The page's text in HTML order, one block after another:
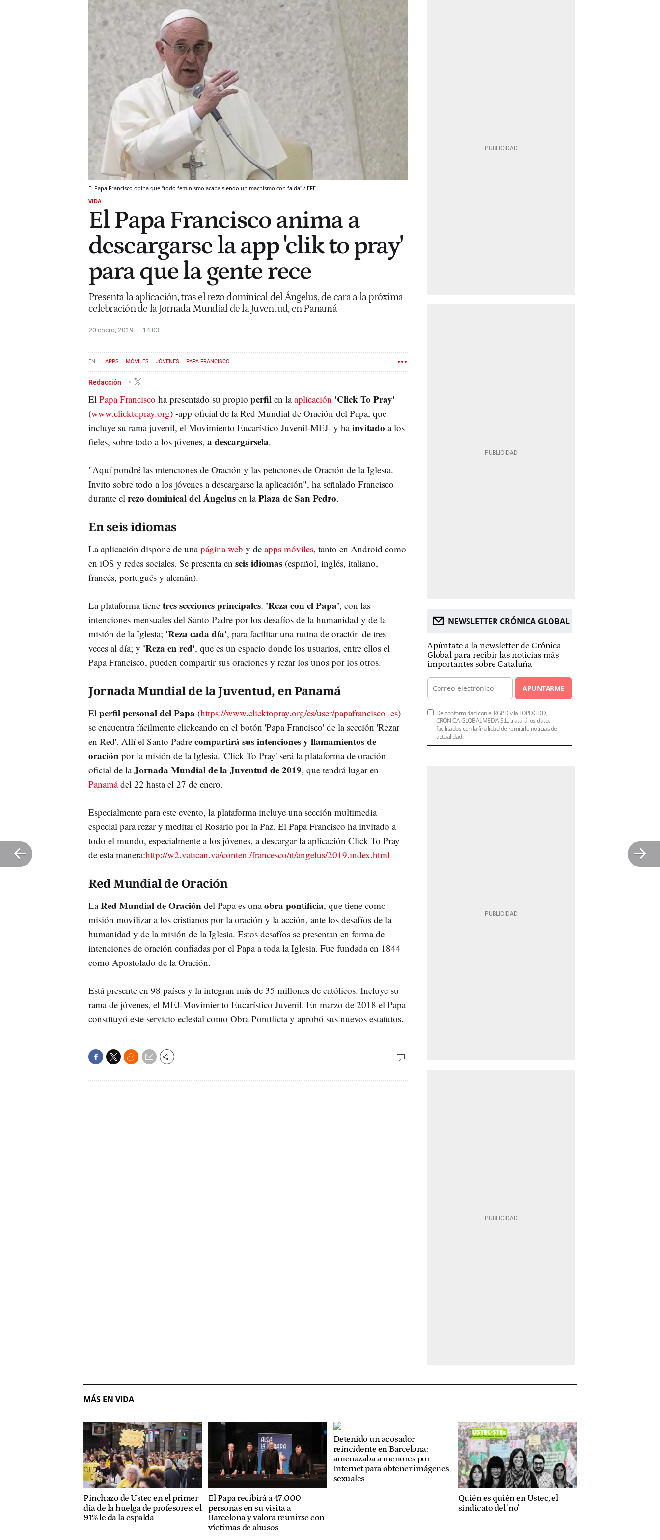
El Papa Francisco opina que "todo feminismo acaba siendo un machismo con falda" / EFE
VIDA
El Papa Francisco anima a
descargarse la app 'clik to pray'
para que la gente rece
Presenta la aplicación, tras el rezo dominical del Ángelus, de cara a la próxima
celebración de la Jornada Mundial de la Juventud, en Panamá
20 enero, 2019 14:03
APPS MÓVILES JÓVENES PAPA FRANCISCO
Redacción
El Papa Francisco ha presentado su propio perfil en laaplicación 'Click To Pray'
(www.clicktopray.org) -app oficial de la Red Mundial de Oración del Papa, que
incluye su rama juvenil, el Movimiento Eucarístico Juvenil-MEJ- y hainvitado a los
fieles, sobre todo a los jóvenes, a descargársela.
"Aquí pondré las intenciones de Oración y las peticiones de Oración de la Iglesia.
Invito sobre todo a los jóvenes a descargarse la aplicación", ha señalado Francisco
durante el rezo dominical del Ángelus en laPlaza de San Pedro.
En seis idiomas
La aplicación dispone de unapágina web y de apps móviles, tanto en Android como
en iOS y redes sociales. Se presenta en seis idiomas (español, inglés, italiano,
francés, portugués y alemán).
La plataforma tiene tres secciones principales: 'Reza con el Papa', con las
intenciones mensuales del Santo Padre por los desafíos de la humanidad y de la
misión de la Iglesia; 'Reza cada día', para facilitar una rutina de oración de tres
veces al día; y 'Reza en red', que es un espacio donde los usuarios, entre ellos el
Papa Francisco, pueden compartir sus oraciones y rezar los unos por los otros.
Jornada Mundial de la Juventud, en Panamá
El perfil personal del Papa (https://www.clicktopray.org/es/user/papafrancisco_es)
se encuentra fácilmente clickeando en el botón 'Papa Francisco' de la sección 'Rezar
en Red'. Allí el Santo Padre compartirá sus intenciones y llamamientos de
oración por la misión de la Iglesia. 'Click To Pray' será la plataforma de oración
oficial de laJornada Mundial de la Juventud de 2019, que tendrá lugar en
Panamádel 22 hasta el 27 de enero.
Especialmente para este evento, la plataforma incluye una sección multimedia
especial para rezar y meditar el Rosario por la Paz. El Papa Francisco ha invitado a
todo el mundo, especialmente a los jóvenes, a descargar la aplicación Click To Pray
de esta manera:http://w2.vatican.va/content/francesco/it/angelus/2019.index.html
Red Mundial de Oración
LaRed Mundial de Oración del Papa es unaobra pontificia, que tiene como
misión movilizar a los cristianos por la oración y la acción, ante los desafíos de la
humanidad y de la misión de la Iglesia. Estos desafíos se presentan en forma de
intenciones de oración confiadas por el Papa a toda la Iglesia. Fue fundada en 1844
como Apostolado de la Oración.
Está presente en 98 países y la integran más de 35 millones de católicos. Incluye su
rama de jóvenes, el MEJ-Movimiento Eucarístico Juvenil. En marzo de 2018 el Papa
constituyó este servicio eclesial como Obra Pontificia y aprobó sus nuevos estatutos.
NEWSLETTER CRÓNICA GLOBAL
Apúntate a la newsletter de Crónica
Global para recibir las noticias más
importantes sobre Cataluña
APUNTARME
De conformidad con el RGPD y la LOPDGDD,
CRÓNICA GLOBALMEDIA S.L. tratará los datos
facilitados con la finalidad de remitirle noticias de
actualidad.
MÁS EN VIDA
Pinchazo de Ustec en el primer
día de la huelga de profesores: el
91% le da la espalda
El Papa recibirá a 47.000
personas en su visita a
Barcelona y valora reunirse con
víctimas de abusos
Detenido un acosador
reincidente en Barcelona:
amenazaba a menores por
Internet para obtener imágenes
sexuales
Quién es quién en Ustec, el
sindicato del 'no'